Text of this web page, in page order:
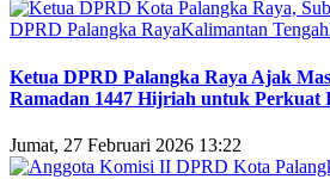
DPRD Palangka RayaKalimantan Tengah
Ketua DPRD Palangka Raya Ajak
Ramadan 1447 Hijriah untuk Perkuat
Jumat, 27 Februari 2026 13:22